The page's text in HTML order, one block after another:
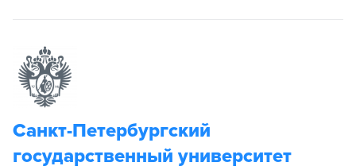
Санкт-Петербургский
государственный университет